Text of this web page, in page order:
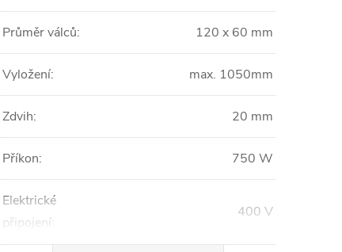
Průměr válců: 120 x 60 mm
Vyložení: max. 1050mm
Zdvih: 20 mm
Příkon: 750 W
Elektrické
připojení:
400 V